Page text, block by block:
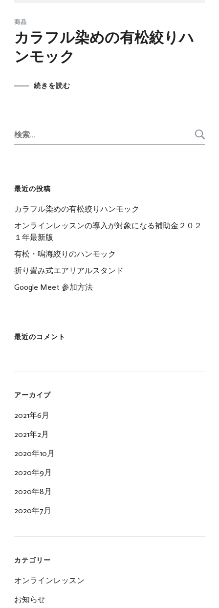
商品
カラフル染めの有松絞りハ
ンモック
続きを読む
検
索:
最近の投稿
カラフル染めの有松絞りハンモック
オンラインレッスンの導入が対象になる補助金２０２
１年最新版
有松・鳴海絞りのハンモック
折り畳み式エアリアルスタンド
Google Meet 参加方法
最近のコメント
アーカイブ
2021年6月
2021年2月
2020年10月
2020年9月
2020年8月
2020年7月
カテゴリー
オンラインレッスン
お知らせ